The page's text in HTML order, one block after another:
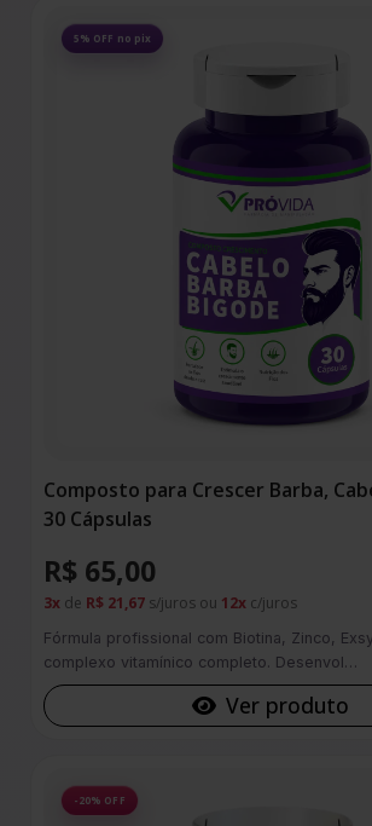
5% OFF no pix
Favoritos
Composto para Crescer Barba,
30 Cápsulas
R$ 65,00
3x de R$ 21,67 s/juros ou 12x c/juros
Fórmula profissional com Biotina, Zinco,
complexo vitamínico completo. Desenvol…
Ver produto
-20% OFF
Favoritos